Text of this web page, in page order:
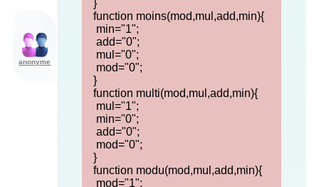
anonyme
}
function moins(mod,mul,add,min){
min="1";
add="0";
mul="0";
mod="0";
}
function multi(mod,mul,add,min){
mul="1";
min="0";
add="0";
mod="0";
}
function modu(mod,mul,add,min){
mod="1";